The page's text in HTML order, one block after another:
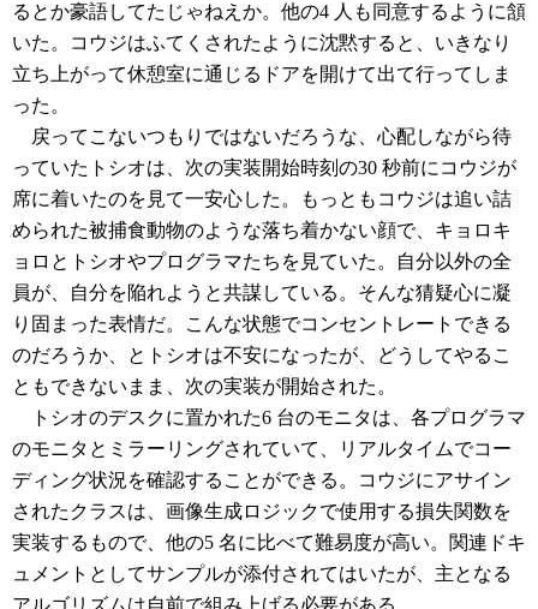
るとか豪語してたじゃねえか。他の4 人も同意するように頷
いた。コウジはふてくされたように沈黙すると、いきなり
立ち上がって休憩室に通じるドアを開けて出て行ってしま
った。
戻ってこないつもりではないだろうな、心配しながら待
っていたトシオは、次の実装開始時刻の30 秒前にコウジが
席に着いたのを見て一安心した。もっともコウジは追い詰
められた被捕食動物のような落ち着かない顔で、キョロキ
ョロとトシオやプログラマたちを見ていた。自分以外の全
員が、自分を陥れようと共謀している。そんな猜疑心に凝
り固まった表情だ。こんな状態でコンセントレートできる
のだろうか、とトシオは不安になったが、どうしてやるこ
ともできないまま、次の実装が開始された。
トシオのデスクに置かれた6 台のモニタは、各プログラマ
のモニタとミラーリングされていて、リアルタイムでコー
ディング状況を確認することができる。コウジにアサイン
されたクラスは、画像生成ロジックで使用する損失関数を
実装するもので、他の5 名に比べて難易度が高い。関連ドキ
ュメントとしてサンプルが添付されてはいたが、主となる
アルゴリズムは自前で組み上げる必要がある。